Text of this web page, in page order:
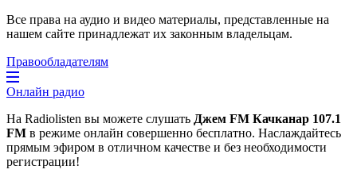
Все права на аудио и видео материалы, представленные на
нашем сайте принадлежат их законным владельцам.
Правообладателям
Онлайн радио
На Radiolisten вы можете слушать Джем FM Качканар 107.1
FM в режиме онлайн совершенно бесплатно. Наслаждайтесь
прямым эфиром в отличном качестве и без необходимости
регистрации!